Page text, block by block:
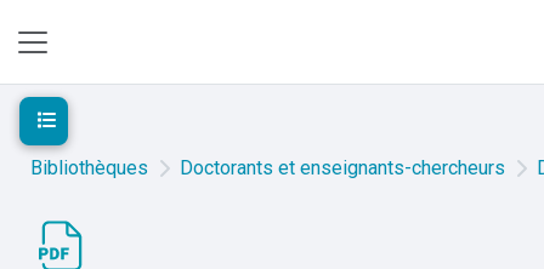
Bibliothèques Doctorants et enseignants-chercheurs
Ouvrir l’index du cours